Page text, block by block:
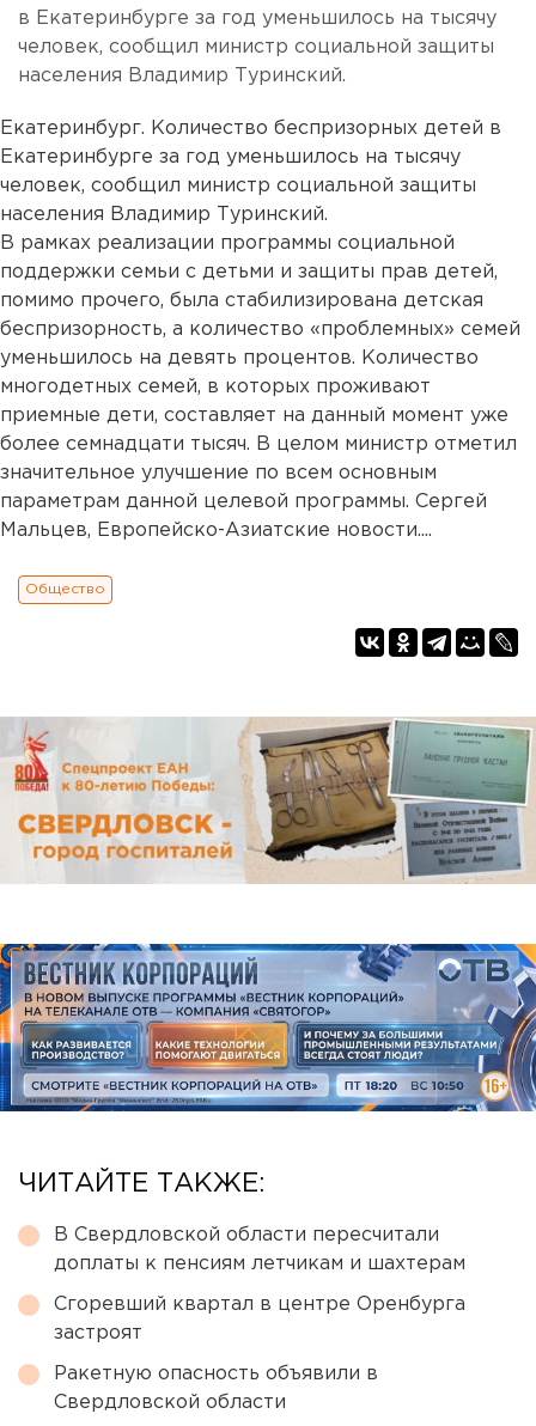
в Екатеринбурге за год уменьшилось на тысячу
человек, сообщил министр социальной защиты
населения Владимир Туринский.
Екатеринбург. Количество беспризорных детей в
Екатеринбурге за год уменьшилось на тысячу
человек, сообщил министр социальной защиты
населения Владимир Туринский.
В рамках реализации программы социальной
поддержки семьи с детьми и защиты прав детей,
помимо прочего, была стабилизирована детская
беспризорность, а количество «проблемных» семей
уменьшилось на девять процентов. Количество
многодетных семей, в которых проживают
приемные дети, составляет на данный момент уже
более семнадцати тысяч. В целом министр отметил
значительное улучшение по всем основным
параметрам данной целевой программы. Сергей
Мальцев, Европейско-Азиатские новости....
Общество
ЧИТАЙТЕ ТАКЖЕ:
В Свердловской области пересчитали
доплаты к пенсиям летчикам и шахтерам
Сгоревший квартал в центре Оренбурга
застроят
Ракетную опасность объявили в
Свердловской области